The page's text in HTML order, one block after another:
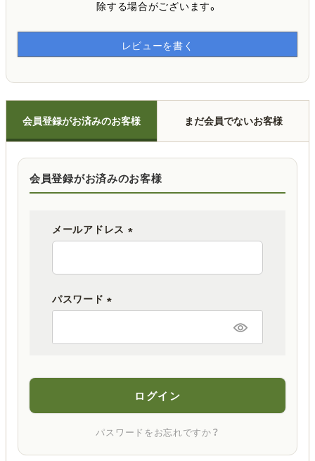
除する場合がございます。
レビューを書く
会員登録がお済みのお客様 まだ会員でないお客様
会員登録がお済みのお客様
メールアドレス
パスワード
ログイン
パスワードをお忘れですか？